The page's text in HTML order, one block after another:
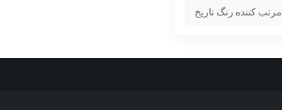
مرتب کننده رنگ تاریخ